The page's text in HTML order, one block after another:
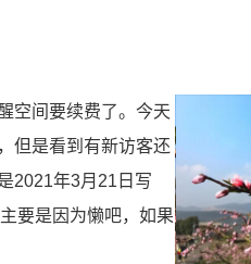
空间要续费了。今天
但是看到有新访客还
2021年3月21日写
要是因为懒吧，如果